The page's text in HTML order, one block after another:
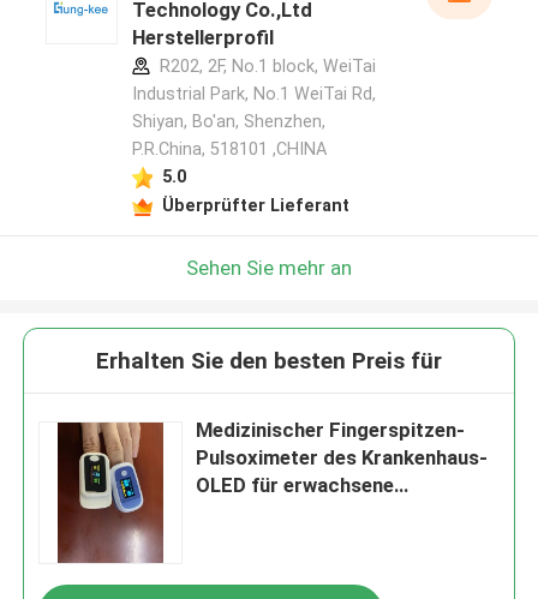
Technology Co.,Ltd
Herstellerprofil
R202, 2F, No.1 block, WeiTai
Industrial Park, No.1 WeiTai Rd,
Shiyan, Bo'an, Shenzhen,
P.R.China, 518101​​​​​​​ ,CHINA
5.0
Überprüfter Lieferant
Sehen Sie mehr an
Erhalten Sie den besten Preis für
Medizinischer Fingerspitzen-
Pulsoximeter des Krankenhaus-
OLED für erwachsene